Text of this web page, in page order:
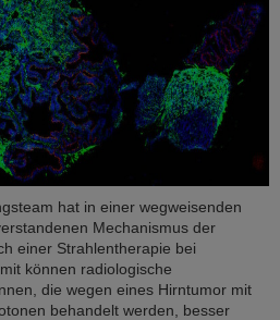
hat in einer wegweisenden
Mechanismus der
einer Strahlentherapie bei
können radiologische
die wegen eines Hirntumor mit
behandelt werden, besser